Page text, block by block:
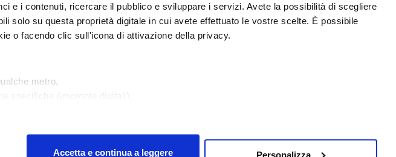
e i contenuti, ricercare il pubblico e sviluppare i servizi. Avete la possibilità di scegliere
solo su questa proprietà digitale in cui avete effettuato le vostre scelte. È possibile
o facendo clic sull'icona di attivazione della privacy.
metro,
Accetta e continua a leggere Personalizza
| Tutti i diritti sono riservati.